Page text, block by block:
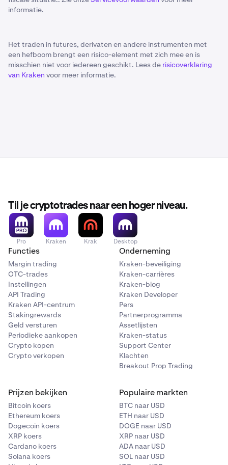
informatie.
Het traden in futures, derivaten en andere instrumenten met
een hefboom brengt een risico-element met zich mee en is
misschien niet voor iedereen geschikt. Lees de risicoverklaring
van Kraken voor meer informatie.
Til je cryptotrades naar een hoger niveau.
Pro Kraken Krak Desktop
Functies
Margin trading
OTC-trades
Instellingen
API Trading
Kraken API-centrum
Stakingrewards
Geld versturen
Periodieke aankopen
Crypto kopen
Crypto verkopen
Onderneming
Kraken-beveiliging
Kraken-carrières
Kraken-blog
Kraken Developer
Pers
Partnerprogramma
Assetlijsten
Kraken-status
Support Center
Klachten
Breakout Prop Trading
Prijzen bekijken
Bitcoin koers
Ethereum koers
Dogecoin koers
XRP koers
Cardano koers
Solana koers
Populaire markten
BTC naar USD
ETH naar USD
DOGE naar USD
XRP naar USD
ADA naar USD
SOL naar USD